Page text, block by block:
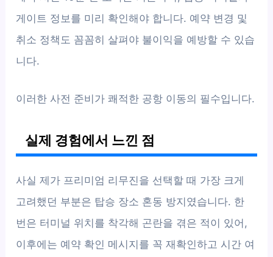
게이트 정보를 미리 확인해야 합니다. 예약 변경 및
취소 정책도 꼼꼼히 살펴야 불이익을 예방할 수 있습
니다.
이러한 사전 준비가 쾌적한 공항 이동의 필수입니다.
실제 경험에서 느낀 점
사실 제가 프리미엄 리무진을 선택할 때 가장 크게
고려했던 부분은 탑승 장소 혼동 방지였습니다. 한
번은 터미널 위치를 착각해 곤란을 겪은 적이 있어,
이후에는 예약 확인 메시지를 꼭 재확인하고 시간 여